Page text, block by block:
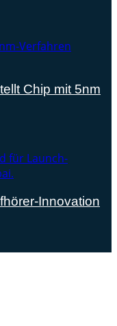
Chip mit 5nm
Innovation